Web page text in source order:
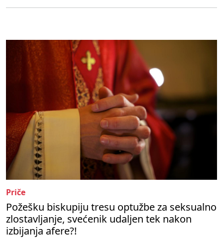
Priče
Požešku biskupiju tresu optužbe za seksualno
zlostavljanje, svećenik udaljen tek nakon
izbijanja afere?!